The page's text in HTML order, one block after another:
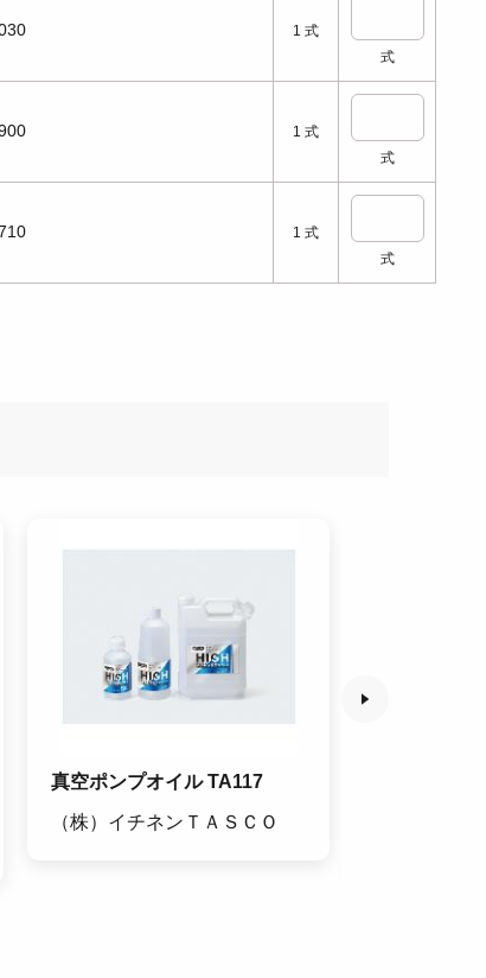
1 式
式
1 式
式
1 式
式
真空ポンプオイル TA117
（株）イチネンＴＡＳＣＯ